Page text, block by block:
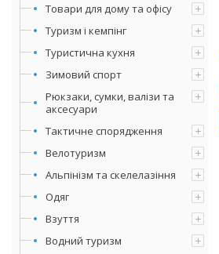
Товари для дому та офісу
Туризм і кемпінг
Туристична кухня
Зимовий спорт
Рюкзаки, сумки, валізи та
аксесуари
Тактичне спорядження
Велотуризм
Альпінізм та скелелазіння
Одяг
Взуття
Водний туризм